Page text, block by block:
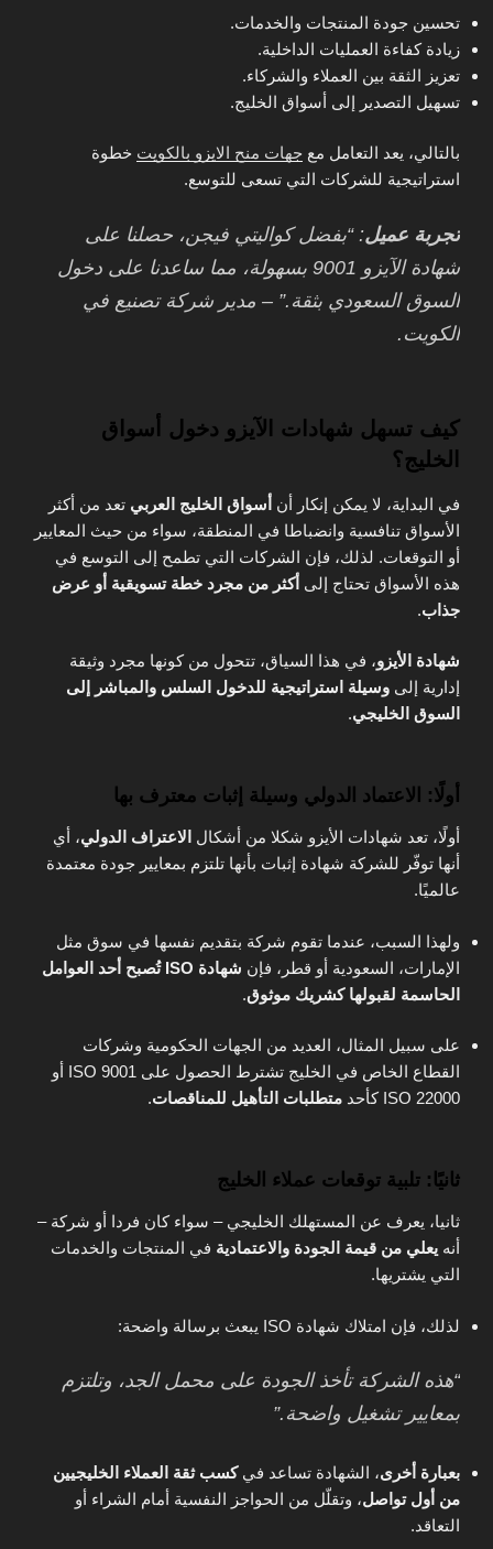
تحسين جودة المنتجات والخدمات.
زيادة كفاءة العمليات الداخلية.
تعزيز الثقة بين العملاء والشركاء.
تسهيل التصدير إلى أسواق الخليج.
بالتالي، يعد التعامل مع جهات منح الايزو بالكويت خطوة
استراتيجية للشركات التي تسعى للتوسع.
تجربة عميل: “بفضل كواليتي فيجن، حصلنا على
شهادة الآيزو 9001 بسهولة، مما ساعدنا على دخول
السوق السعودي بثقة.” – مدير شركة تصنيع في
الكويت.
كيف تسهل شهادات الآيزو دخول أسواق
الخليج؟
في البداية، لا يمكن إنكار أن أسواق الخليج العربي تعد من أكثر
الأسواق تنافسية وانضباطا في المنطقة، سواء من حيث المعايير
أو التوقعات. لذلك، فإن الشركات التي تطمح إلى التوسع في
هذه الأسواق تحتاج إلى أكثر من مجرد خطة تسويقية أو عرض
جذاب.
شهادة الأيزو، في هذا السياق، تتحول من كونها مجرد وثيقة
إدارية إلى وسيلة استراتيجية للدخول السلس والمباشر إلى
السوق الخليجي.
أولًا: الاعتماد الدولي وسيلة إثبات معترف بها
أولًا، تعد شهادات الأيزو شكلا من أشكال الاعتراف الدولي، أي
أنها توفّر للشركة شهادة إثبات بأنها تلتزم بمعايير جودة معتمدة
عالميًا.
ولهذا السبب، عندما تقوم شركة بتقديم نفسها في سوق مثل
الإمارات، السعودية أو قطر، فإن
شهادة ISO تُصبح أحد العوامل
الحاسمة لقبولها كشريك موثوق.
على سبيل المثال، العديد من الجهات الحكومية وشركات
القطاع الخاص في الخليج تشترط الحصول على ISO 9001 أو
ISO 22000 كأحد
متطلبات التأهيل للمناقصات.
ثانيًا: تلبية توقعات عملاء الخليج
ثانيا، يعرف عن المستهلك الخليجي – سواء كان فردا أو شركة –
أنه يعلي من قيمة الجودة والاعتمادية في المنتجات والخدمات
التي يشتريها.
لذلك، فإن امتلاك شهادة ISO يبعث برسالة واضحة:
“هذه الشركة تأخذ الجودة على محمل الجد، وتلتزم
بمعايير تشغيل واضحة.”
بعبارة أخرى، الشهادة تساعد فيكسب ثقة العملاء الخليجيين
من أول تواصل، وتقلّل من الحواجز النفسية أمام الشراء أو
التعاقد.